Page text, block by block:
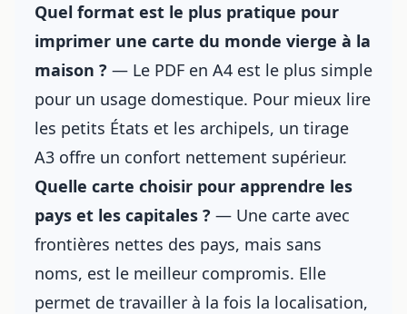
Quel format est le plus pratique pour
imprimer une carte du monde vierge à la
maison ? — Le PDF en A4 est le plus simple
pour un usage domestique. Pour mieux lire
les petits États et les archipels, un tirage
A3 offre un confort nettement supérieur.
Quelle carte choisir pour apprendre les
pays et les capitales ? — Une carte avec
frontières nettes des pays, mais sans
noms, est le meilleur compromis. Elle
permet de travailler à la fois la localisation,